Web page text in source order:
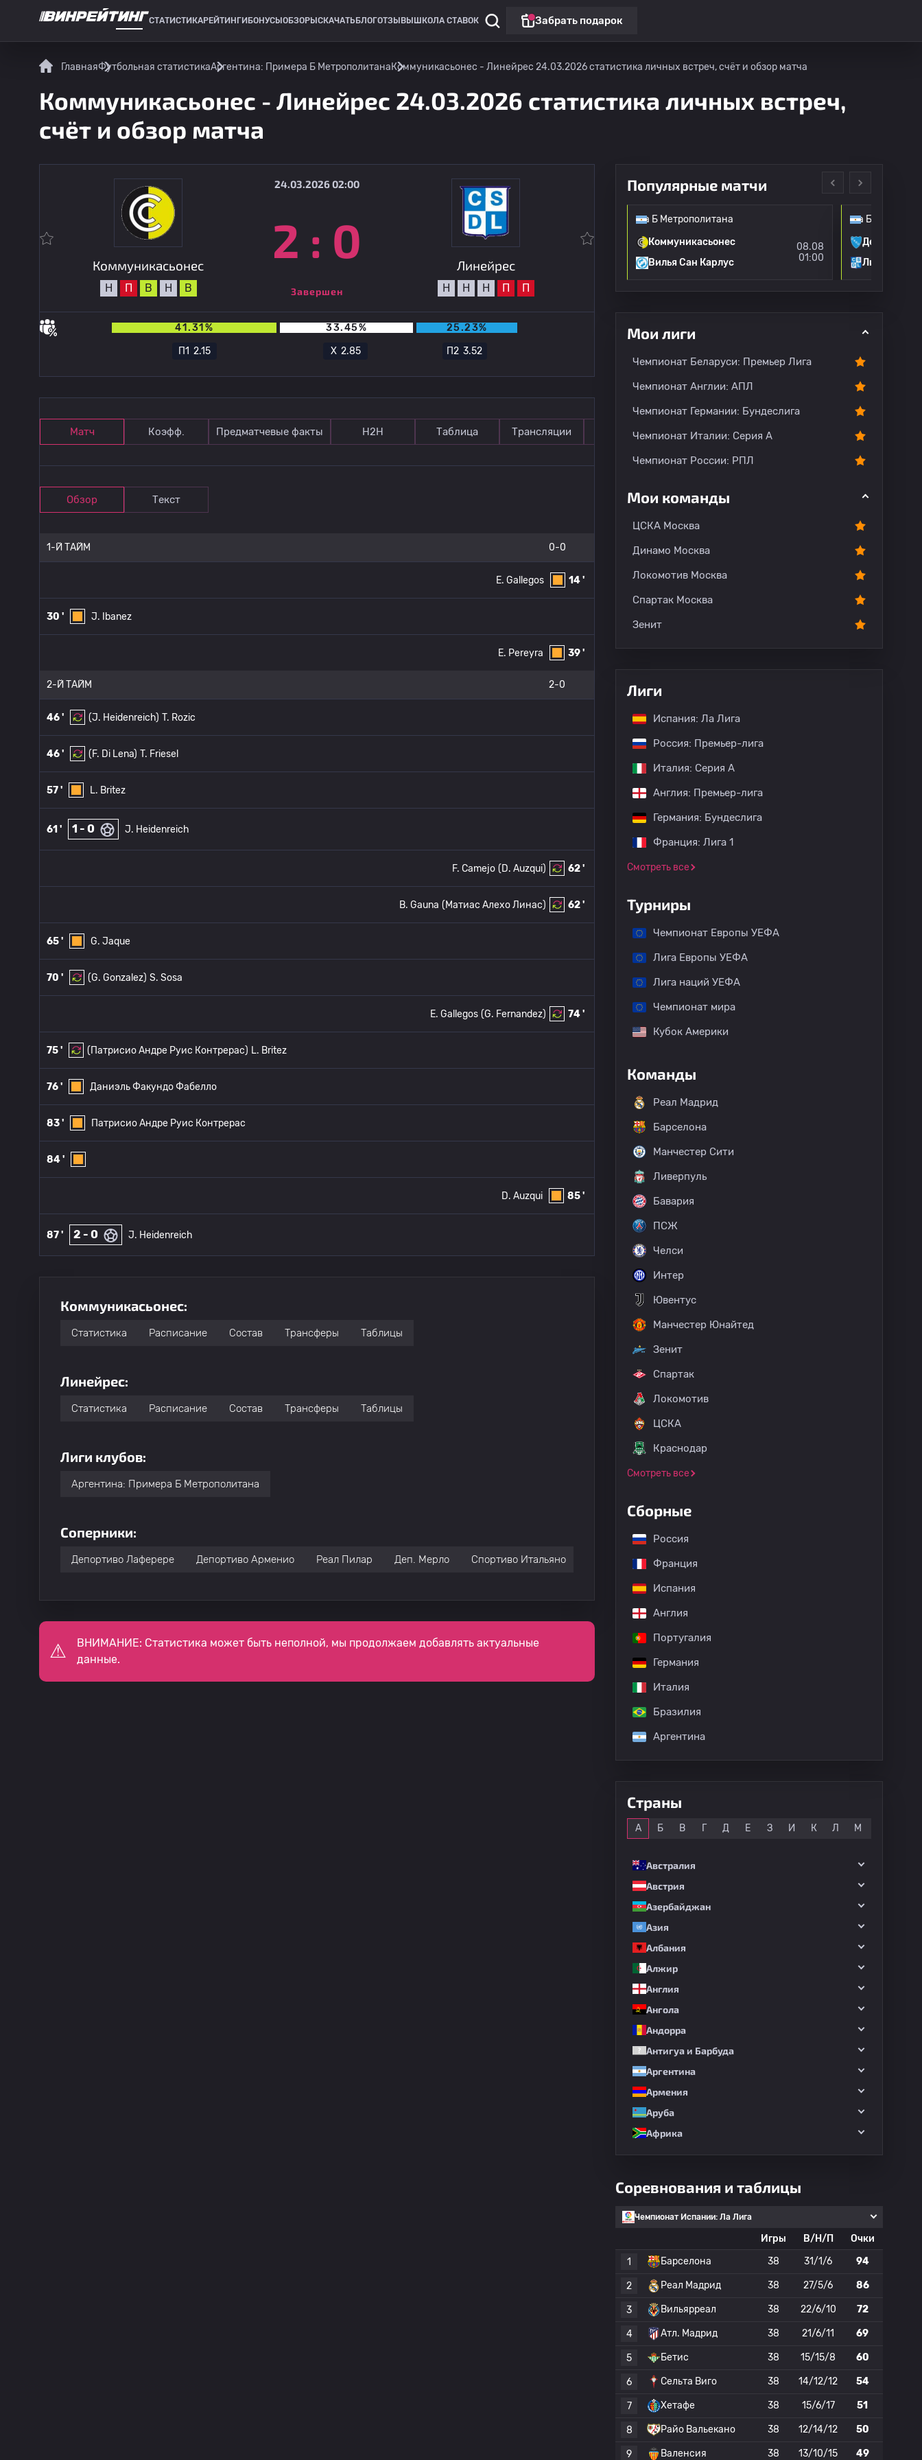
СТАТИСТИКАРЕЙТИНГИ БОНУСЫ ОБЗОРЫ СКАЧАТЬ БЛОГОТЗЫВЫ ШКОЛА СТАВОК Забрать подарок
ГлавнаяФутбольная статистикаАргентина: Примера Б МетрополитанаКоммуникасьонес - Линейрес 24.03.2026 статистика личных встреч, счёт и обзор матча
Коммуникасьонес - Линейрес 24.03.2026 статистика личных встреч,
счёт и обзор матча
Коммуникасьонес
Н П В Н В
24.03.2026 02:00
2 : 0
Завершен
Линейрес
Н Н Н П П
41.31% 33.45%
25.23%
П1 2.15 Х 2.85 П23.52
Матч Коэфф. Предматчевые факты Н2Н Таблица Трансляции Прогноз Комментарии
Обзор Текст
1-Й ТАЙМ 0-0
14 '
E. Gallegos
30 ' J. Ibanez
39 '
E. Pereyra
2-Й ТАЙМ 2-0
46 ' (J. Heidenreich) T. Rozic
46 ' (F. Di Lena) T. Friesel
57 ' L. Britez
61 ' 1 - 0 J. Heidenreich
62 '
(D. Auzqui)
F. Camejo
62 '
(Матиас Алехо Линас)
B. Gauna
65 ' G. Jaque
70 ' (G. Gonzalez) S. Sosa
74 '
(G. Fernandez)
E. Gallegos
75 ' (Патрисио Андре Руис Контрерас) L. Britez
76 ' Даниэль Факундо Фабелло
83 ' Патрисио Андре Руис Контрерас
84 '
85 '
D. Auzqui
87 ' 2 - 0 J. Heidenreich
Коммуникасьонес:
Статистика Расписание Состав Трансферы Таблицы
Линейрес:
Статистика Расписание Состав Трансферы Таблицы
Лиги клубов:
Аргентина: Примера Б Метрополитана
Соперники:
Депортиво Лаферере Депортиво Арменио Реал Пилар Деп. Мерло Спортиво Итальяно Сан-Мартин Бурсако
ВНИМАНИЕ: Статистика может быть неполной, мы продолжаем добавлять актуальные
данные.
Популярные матчи
Аргентина: Примера Б Метрополитана
Деф Юнайтед
Линейрес
08.08
Аргентина: Примера Б Метрополитана
Коммуникасьонес
Вилья Сан Карлус
08.08
01:00
Аргентина: Примера Б
Деф
Линейрес
Мои лиги
Чемпионат Беларуси: Премьер Лига
Чемпионат Англии: АПЛ
Чемпионат Германии: Бундеслига
Чемпионат Италии: Серия А
Чемпионат России: РПЛ
Мои команды
ЦСКА Москва
Динамо Москва
Локомотив Москва
Спартак Москва
Зенит
Лиги
Испания: Ла Лига
Россия: Премьер-лига
Италия: Серия А
Англия: Премьер-лига
Германия: Бундеслига
Франция: Лига 1
Смотреть все
Турниры
Чемпионат Европы УЕФА
Лига Европы УЕФА
Лига наций УЕФА
Чемпионат мира
Кубок Америки
Команды
Реал Мадрид
Барселона
Манчестер Сити
Ливерпуль
Бавария
ПСЖ
Челси
Интер
Ювентус
Манчестер Юнайтед
Зенит
Спартак
Локомотив
ЦСКА
Краснодар
Смотреть все
Сборные
Россия
Франция
Испания
Англия
Португалия
Германия
Италия
Бразилия
Аргентина
Страны
А Б В Г Д Е З И К Л М
Австралия
Австрия
Азербайджан
Азия
Албания
Алжир
Англия
Ангола
Андорра
Антигуа и Барбуда
Аргентина
Армения
Аруба
Африка
Соревнования и таблицы
Чемпионат Испании: Ла Лига
Игры В/Н/П
Очки
1
Барселона 38 31/1/6 94
2 Реал Мадрид 38 27/5/6 86
3 Вильярреал 38 22/6/10 72
4 Атл. Мадрид 38 21/6/11 69
5 Бетис 38 15/15/8 60
6 Сельта Виго 38 14/12/12 54
7 Хетафе 38 15/6/17 51
8 Райо Вальекано 38 12/14/12 50
9 Валенсия 38 13/10/15 49